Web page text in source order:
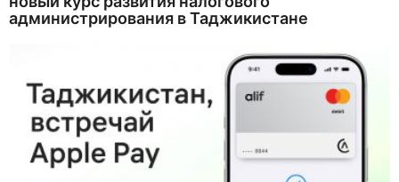
администрирования в Таджикистане